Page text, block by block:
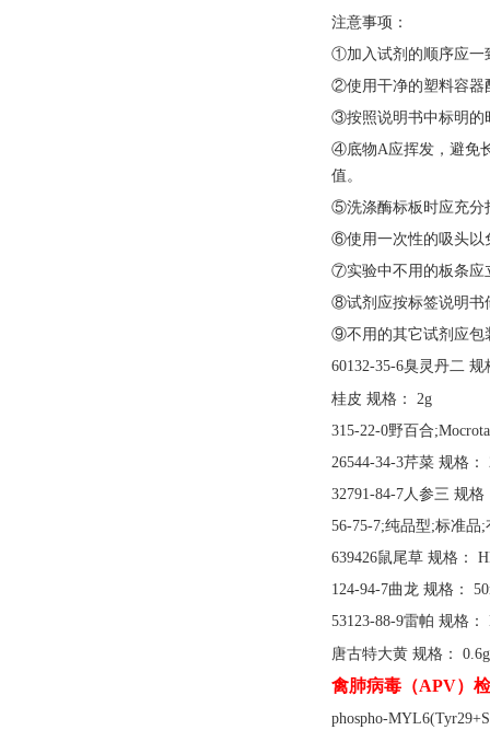
注意事项：
①加入试剂的顺序应一
②使用干净的塑料容器
③按照说明书中标明的
④底物A应挥发，避免
值。
⑤洗涤酶标板时应充分
⑥使用一次性的吸头以
⑦实验中不用的板条应
⑧试剂应按标签说明书
⑨不用的其它试剂应包
60132-35-6臭灵丹二
桂皮 规格：
2g
315-22-0野百合
26544-34-3芹菜 规格：
32791-84-7人参三 规
56-75-7;纯品型;标准品
639426鼠尾草 规格：
124-94-7曲龙 规格：
53123-88-9雷帕 规格：
唐古特大黄 规格： 0.6g
禽肺病毒（APV）
phospho-